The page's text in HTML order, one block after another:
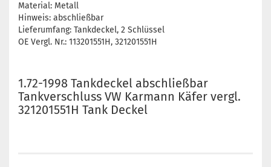
Material: Metall
Hinweis: abschließbar
Lieferumfang: Tankdeckel, 2 Schlüssel
OE Vergl. Nr.: 113201551H, 321201551H
1.72-1998 Tankdeckel abschließbar
Tankverschluss VW Karmann Käfer vergl.
321201551H Tank Deckel